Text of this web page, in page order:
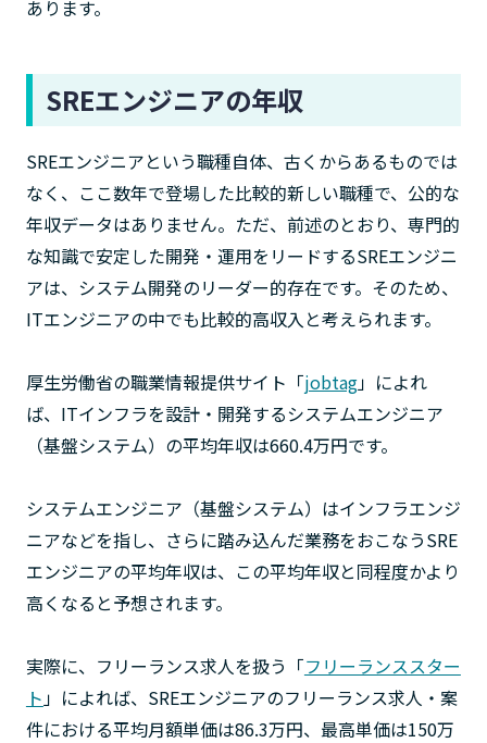
あります。
SREエンジニアの年収
SREエンジニアという職種自体、古くからあるものでは
なく、ここ数年で登場した比較的新しい職種で、公的な
年収データはありません。ただ、前述のとおり、専門的
な知識で安定した開発・運用をリードするSREエンジニ
アは、システム開発のリーダー的存在です。そのため、
ITエンジニアの中でも比較的高収入と考えられます。
厚生労働省の職業情報提供サイト「jobtag」によれ
ば、ITインフラを設計・開発するシステムエンジニア
（基盤システム）の平均年収は660.4万円です。
システムエンジニア（基盤システム）はインフラエンジ
ニアなどを指し、さらに踏み込んだ業務をおこなうSRE
エンジニアの平均年収は、この平均年収と同程度かより
高くなると予想されます。
実際に、フリーランス求人を扱う「フリーランススター
ト 」によれば、SREエンジニアのフリーランス求人・案
件における平均月額単価は86.3万円、最高単価は150万